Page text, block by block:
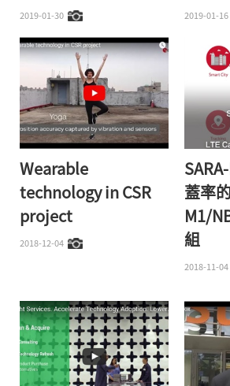
2019-01-30 2019-01-16
Wearable
technology in CSR
project
2018-12-04
蓋率
M1/
組
2018-11-04